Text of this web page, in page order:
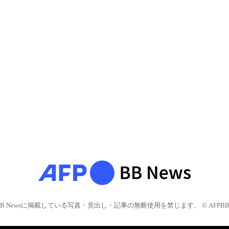
Newsに掲載している写真・見出し・記事の無断使用を禁じます。 © AFPBB